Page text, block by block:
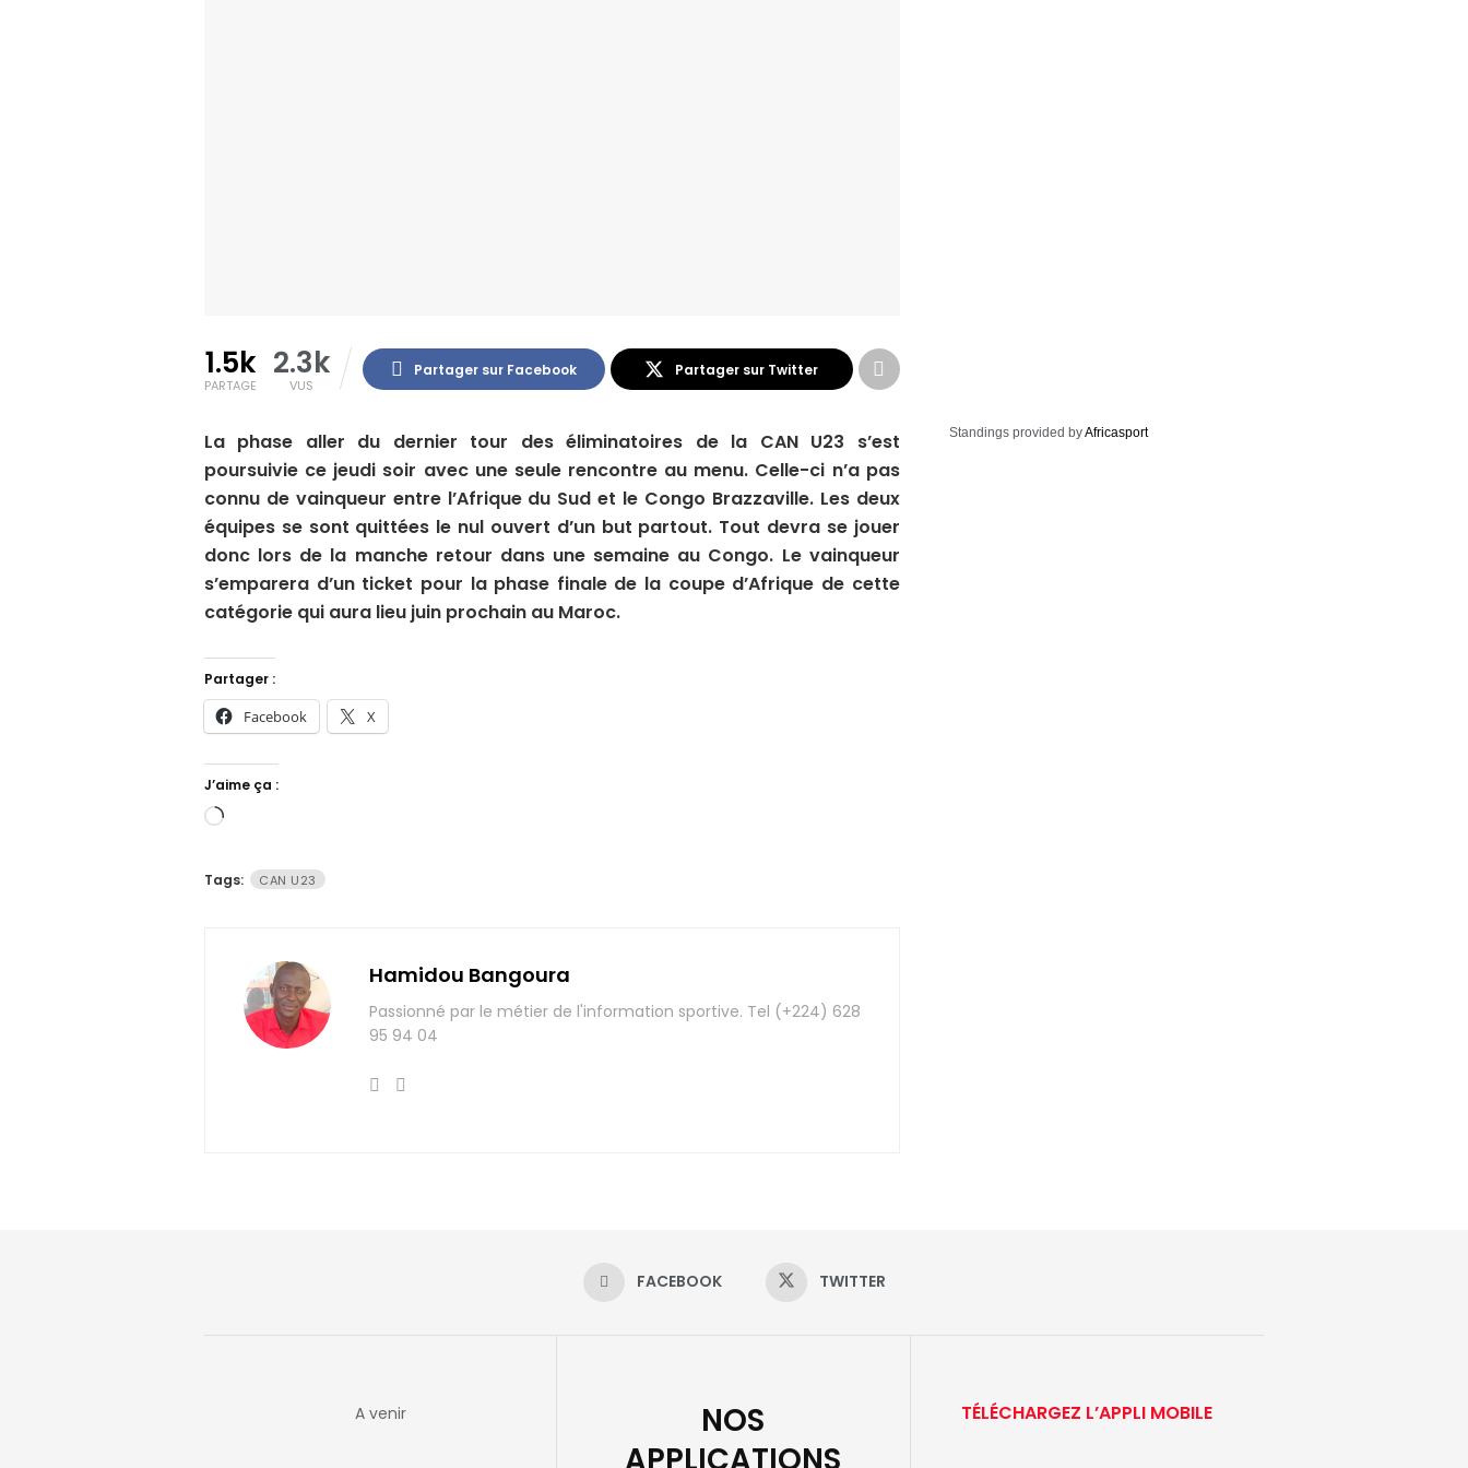
1.5k
PARTAGE
2.3k
VUS
Partager sur Facebook Partager sur Twitter
La phase aller du dernier tour des éliminatoires de la CAN U23 s’est
poursuivie ce jeudi soir avec une seule rencontre au menu. Celle-ci n’a pas
connu de vainqueur entre l’Afrique du Sud et le Congo Brazzaville. Les deux
équipes se sont quittées le nul ouvert d’un but partout. Tout devra se jouer
donc lors de la manche retour dans une semaine au Congo. Le vainqueur
s’emparera d’un ticket pour la phase finale de la coupe d’Afrique de cette
catégorie qui aura lieu juin prochain au Maroc.
Partager :
Facebook X
J’aime ça :
Chargement…
Tags: CAN U23
Hamidou Bangoura
Passionné par le métier de l'information sportive. Tel (+224) 628
95 94 04
Standings provided byAfricasport
FACEBOOK TWITTER
A venir
NOS
TÉLÉCHARGEZ L’APPLI MOBILE